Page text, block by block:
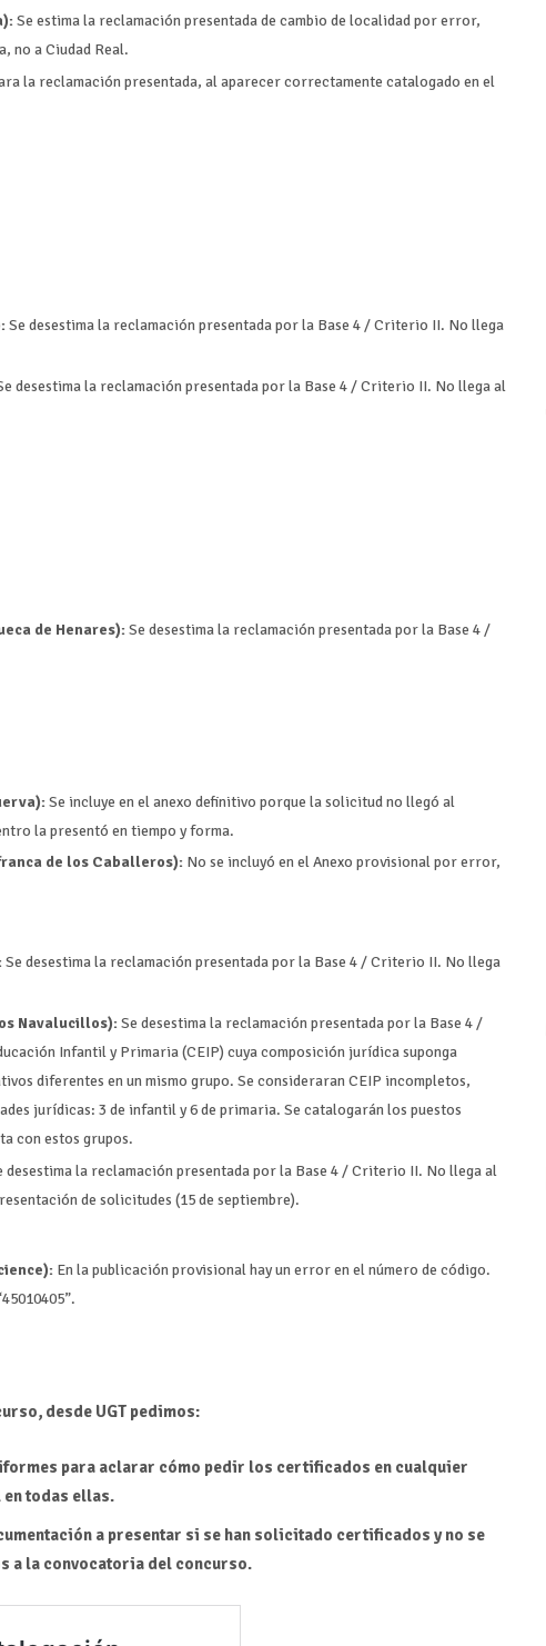
Se estima la reclamación presentada de cambio de localidad por error,
no a Ciudad Real.
la reclamación presentada, al aparecer correctamente catalogado en el
Se desestima la reclamación presentada por la Base 4 / Criterio II. No llega
desestima la reclamación presentada por la Base 4 / Criterio II. No llega al
de Henares): Se desestima la reclamación presentada por la Base 4 /
Se incluye en el anexo definitivo porque la solicitud no llegó al
la presentó en tiempo y forma.
de los Caballeros): No se incluyó en el Anexo provisional por error,
Se desestima la reclamación presentada por la Base 4 / Criterio II. No llega
Navalucillos): Se desestima la reclamación presentada por la Base 4 /
Infantil y Primaria (CEIP) cuya composición jurídica suponga
diferentes en un mismo grupo. Se consideraran CEIP incompletos,
jurídicas: 3 de infantil y 6 de primaria. Se catalogarán los puestos
con estos grupos.
desestima la reclamación presentada por la Base 4 / Criterio II. No llega al
de solicitudes (15 de septiembre).
En la publicación provisional hay un error en el número de código.
desde UGT pedimos:
para aclarar cómo pedir los certificados en cualquier
todas ellas.
a presentar si se han solicitado certificados y no se
a la convocatoria del concurso.